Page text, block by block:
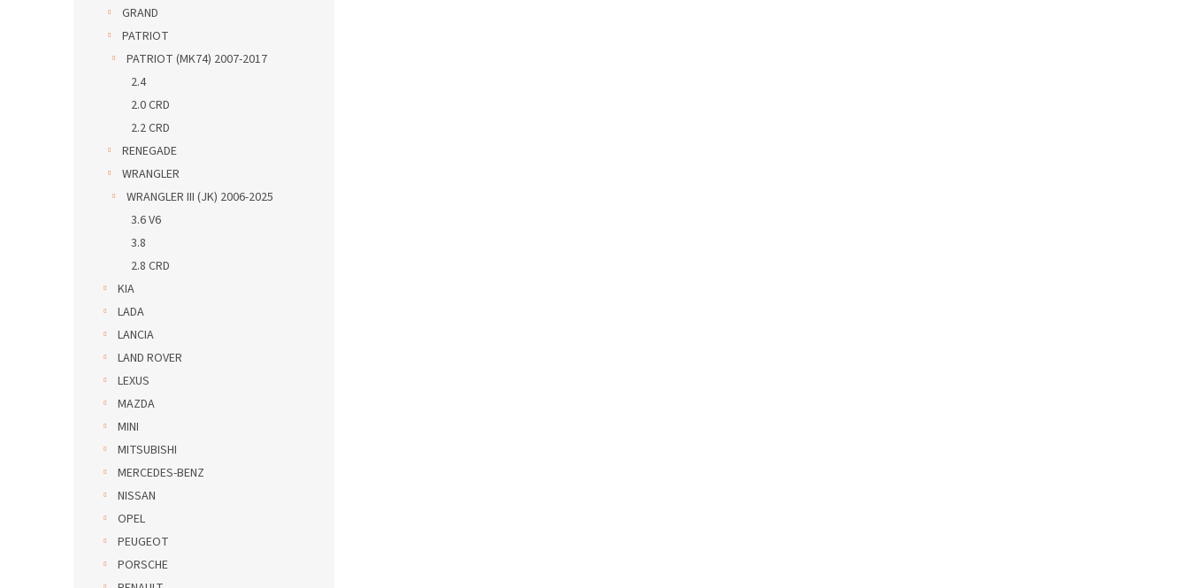
GRAND
PATRIOT
PATRIOT (MK74) 2007-2017
2.4
2.0 CRD
2.2 CRD
RENEGADE
WRANGLER
WRANGLER III (JK) 2006-2025
3.6 V6
3.8
2.8 CRD
KIA
LADA
LANCIA
LAND ROVER
LEXUS
MAZDA
MINI
MITSUBISHI
MERCEDES-BENZ
NISSAN
OPEL
PEUGEOT
PORSCHE